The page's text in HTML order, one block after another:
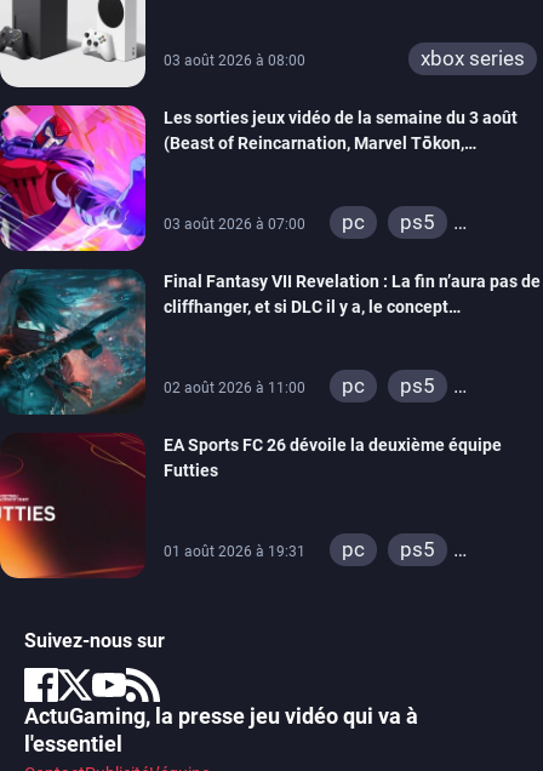
03 août 2026 à 08:00 xbox series
Les sorties jeux vidéo de la semaine du 3 août
(Beast of Reincarnation, Marvel Tōkon,
03 août 2026 à 07:00 pc
ps5
switch
ps4
xbox one
Final Fantasy VII Revelation : La fin n’aura pas de
cliffhanger, et si DLC il y a, le concept
02 août 2026 à 11:00 pc
ps5
switch 2
EA Sports FC 26 dévoile la deuxième équipe
Futties
01 août 2026 à 19:31 pc
ps5
Suivez-nous sur
ActuGaming, la presse jeu vidéo qui va à
l'essentiel